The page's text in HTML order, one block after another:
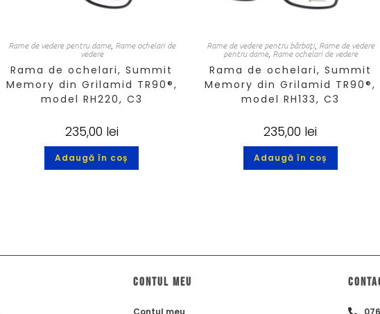
Rame de vedere pentru dame, Rame ochelari de
vedere
Rama de ochelari, Summit
Memory din Grilamid TR90®,
model RH220, C3
235,00 lei
Adaugă în coș
Rame de vedere pentru bărbați, Rame de vedere
pentru dame, Rame ochelari de vedere
Rama de ochelari, Summit
Memory din Grilamid TR90®,
model RH133, C3
235,00 lei
Adaugă în coș
Contul meu
Contul meu